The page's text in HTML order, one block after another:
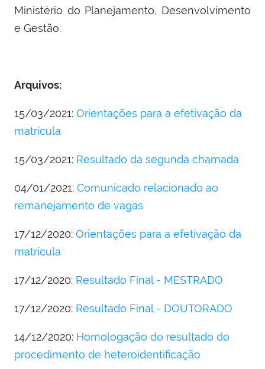
Ministério do Planejamento, Desenvolvimento
e Gestão.
Arquivos:
15/03/2021: Orientações para a efetivação da
matrícula
15/03/2021: Resultado da segunda chamada
04/01/2021: Comunicado relacionado ao
remanejamento de vagas
17/12/2020: Orientações para a efetivação da
matrícula
17/12/2020: Resultado Final - MESTRADO
17/12/2020: Resultado Final - DOUTORADO
14/12/2020: Homologação do resultado do
procedimento de heteroidentificação